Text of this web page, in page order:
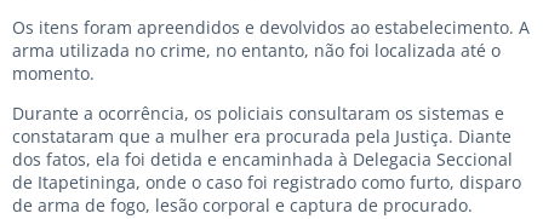
Os itens foram apreendidos e devolvidos ao estabelecimento. A
arma utilizada no crime, no entanto, não foi localizada até o
momento.
Durante a ocorrência, os policiais consultaram os sistemas e
constataram que a mulher era procurada pela Justiça. Diante
dos fatos, ela foi detida e encaminhada à Delegacia Seccional
de Itapetininga, onde o caso foi registrado como furto, disparo
de arma de fogo, lesão corporal e captura de procurado.